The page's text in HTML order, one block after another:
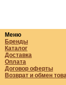
Меню
Бренды
Каталог
Доставка
Оплата
Договор оферты
Возврат и обмен